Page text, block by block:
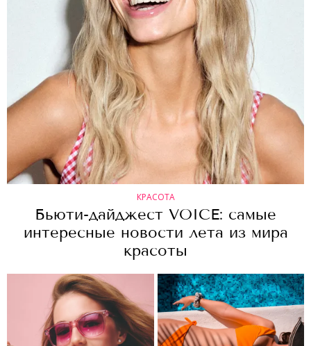
КРАСОТА
Бьюти-дайджест VOICE: самые
интересные новости лета из мира
красоты